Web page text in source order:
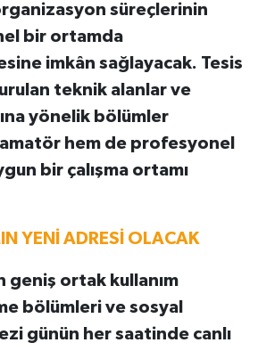
süreçlerinin
bir ortamda
imkân sağlayacak. Tesis
teknik alanlar ve
yönelik bölümler
hem de profesyonel
bir çalışma ortamı
YENİ ADRESİ OLACAK
geniş ortak kullanım
bölümleri ve sosyal
günün her saatinde canlı